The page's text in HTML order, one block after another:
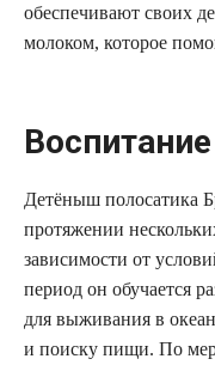
обеспечивают своих
молоком, которое
Детёныш полосатика
протяжении
зависимости от
период он обучается
для выживания в
и поиску пищи. По